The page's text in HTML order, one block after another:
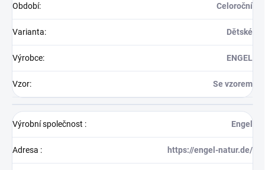
Období: Celoroční
Varianta: Dětské
Výrobce: ENGEL
Vzor: Se vzorem
Výrobní společnost : Engel
Adresa : https://engel-natur.de/